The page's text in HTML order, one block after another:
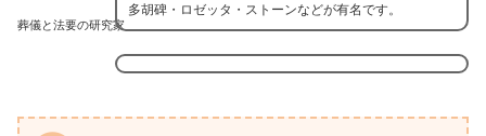
葬儀と法要の研究家
多胡碑・ロゼッタ・ストーンなどが有名です。